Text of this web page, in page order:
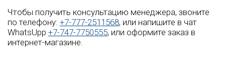
Чтобы получить консультацию менеджера, звоните
по телефону: +7-777-2511568, или напишите в чат
WhatsUpp +7-747-7750555, или оформите заказ в
интернет-магазине.